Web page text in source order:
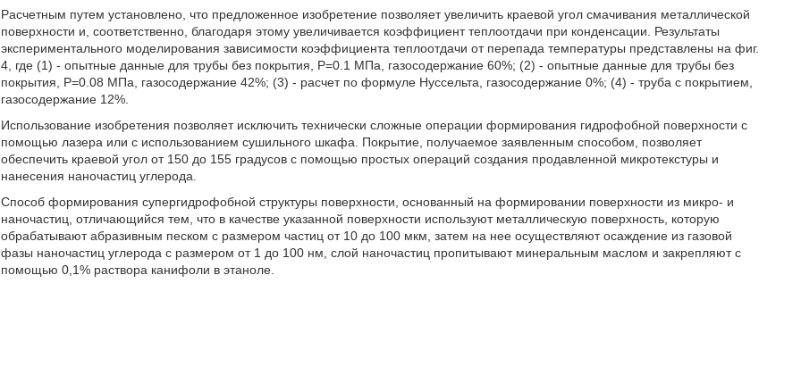
Расчетным путем установлено, что предложенное изобретение позволяет увеличить краевой угол смачивания металлической
поверхности и, соответственно, благодаря этому увеличивается коэффициент теплоотдачи при конденсации. Результаты
экспериментального моделирования зависимости коэффициента теплоотдачи от перепада температуры представлены на фиг.
4, где (1) - опытные данные для трубы без покрытия, Р=0.1 МПа, газосодержание 60%; (2) - опытные данные для трубы без
покрытия, Р=0.08 МПа, газосодержание 42%; (3) - расчет по формуле Нуссельта, газосодержание 0%; (4) - труба с покрытием,
газосодержание 12%.
Использование изобретения позволяет исключить технически сложные операции формирования гидрофобной поверхности с
помощью лазера или с использованием сушильного шкафа. Покрытие, получаемое заявленным способом, позволяет
обеспечить краевой угол от 150 до 155 градусов с помощью простых операций создания продавленной микротекстуры и
нанесения наночастиц углерода.
Способ формирования супергидрофобной структуры поверхности, основанный на формировании поверхности из микро- и
наночастиц, отличающийся тем, что в качестве указанной поверхности используют металлическую поверхность, которую
обрабатывают абразивным песком с размером частиц от 10 до 100 мкм, затем на нее осуществляют осаждение из газовой
фазы наночастиц углерода с размером от 1 до 100 нм, слой наночастиц пропитывают минеральным маслом и закрепляют с
помощью 0,1% раствора канифоли в этаноле.